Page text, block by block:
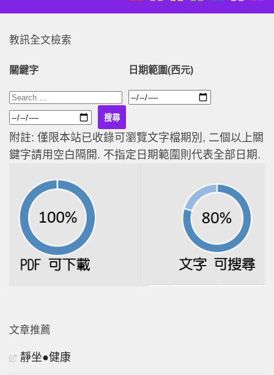
教訊全文檢索
關鍵字 日期範圍(西元)
附註: 僅限本站已收錄可瀏覽文字檔期別, 二個以上關
鍵字請用空白隔開. 不指定日期範圍則代表全部日期.
文章推薦
靜坐●健康